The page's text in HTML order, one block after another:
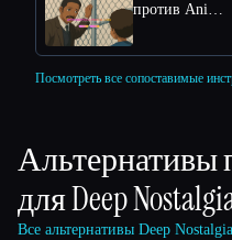
против AnimateMyPic
Посмотреть все сопоставимые
дляDeep
Все альтернативы Deep